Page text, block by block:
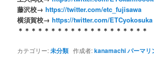
藤沢校→https://twitter.com/etc_fujisawa
横須賀校→https://twitter.com/ETCyokosuka
＊＊＊＊＊＊＊＊＊＊＊＊＊＊＊＊＊＊＊＊
カテゴリー:未分類 作成者:kanamachiパーマリ